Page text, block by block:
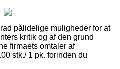
pålidelige muligheder for at
kritik og af den grund
firmaets omtaler af
stk./ 1 pk. forinden du